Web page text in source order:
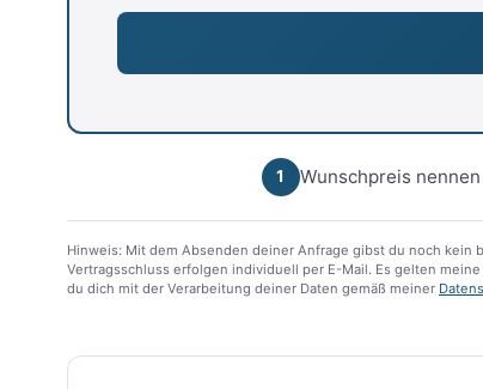
1 Wunschpreis
Hinweis: Mit dem Absenden deiner Anfrage gibst du noch kein
Vertragsschluss erfolgen individuell per E-Mail. Es gelten meine
du dich mit der Verarbeitung deiner Daten gemäß meiner